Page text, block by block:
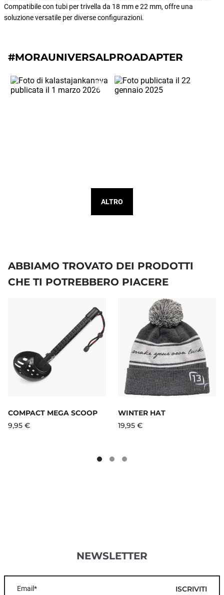
Compatibile con tubi per trivella da 18 mm e 22 mm, offre una
soluzione versatile per diverse configurazioni.
#MORAUNIVERSALPROADAPTER
ALTRO
ABBIAMO TROVATO DEI PRODOTTI
CHE TI POTREBBERO PIACERE
COMPACT MEGA SCOOP
9,95 €
WINTER HAT
19,95 €
NEWSLETTER
Email* ISCRIVITI